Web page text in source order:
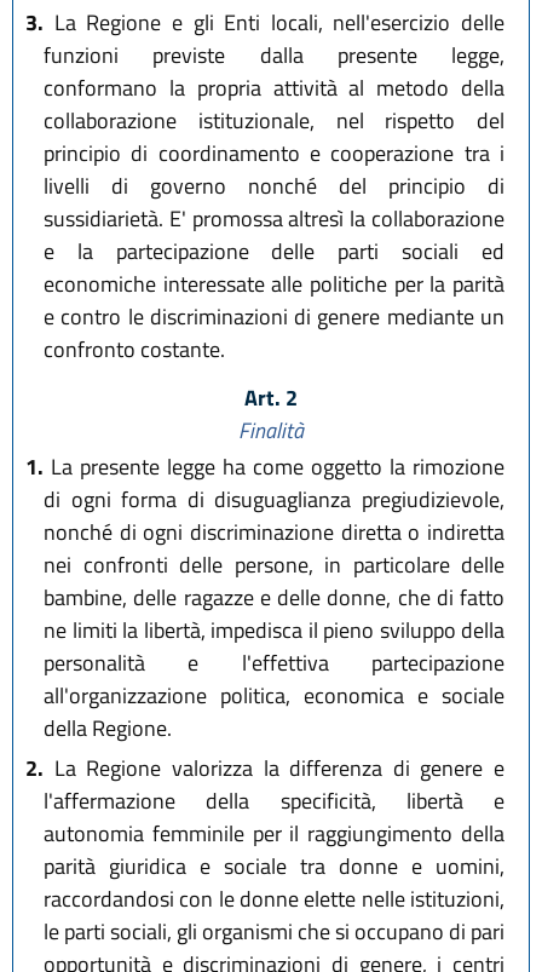
3. La Regione e gli Enti locali, nell'esercizio delle
funzioni previste dalla presente legge,
conformano la propria attività al metodo della
collaborazione istituzionale, nel rispetto del
principio di coordinamento e cooperazione tra i
livelli di governo nonché del principio di
sussidiarietà. E' promossa altresì la collaborazione
e la partecipazione delle parti sociali ed
economiche interessate alle politiche per la parità
e contro le discriminazioni di genere mediante un
confronto costante.
Art. 2
Finalità
1. La presente legge ha come oggetto la rimozione
di ogni forma di disuguaglianza pregiudizievole,
nonché di ogni discriminazione diretta o indiretta
nei confronti delle persone, in particolare delle
bambine, delle ragazze e delle donne, che di fatto
ne limiti la libertà, impedisca il pieno sviluppo della
personalità e l'effettiva partecipazione
all'organizzazione politica, economica e sociale
della Regione.
2. La Regione valorizza la differenza di genere e
l'affermazione della specificità, libertà e
autonomia femminile per il raggiungimento della
parità giuridica e sociale tra donne e uomini,
raccordandosi con le donne elette nelle istituzioni,
le parti sociali, gli organismi che si occupano di pari
opportunità e discriminazioni di genere, i centri